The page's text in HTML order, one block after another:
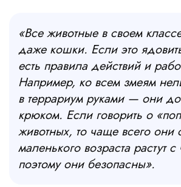
«Все животные в своем
даже кошки. Если это
есть правила действий и
Например, ко всем змеям
в террариум руками — они
крюком. Если говорить о
животных, то чаще всего они
маленького возраста растут
поэтому они безопасны».